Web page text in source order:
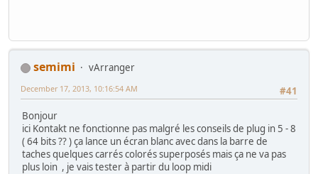
semimi
vArranger
#41
December 17, 2013, 10:16:54 AM
Bonjour
ici Kontakt ne fonctionne pas malgré les conseils de plug in 5 - 8
( 64 bits ?? ) ça lance un écran blanc avec dans la barre de
taches quelques carrés colorés superposés mais ça ne va pas
plus loin , je vais tester à partir du loop midi